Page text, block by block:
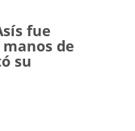
fue
de
su